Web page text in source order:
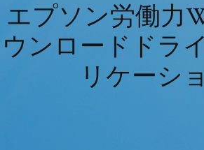
エプソン労働力
ウンロードドラ
リケーシ